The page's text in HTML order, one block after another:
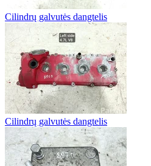
Cilindrų galvutės dangtelis
Cilindrų galvutės dangtelis